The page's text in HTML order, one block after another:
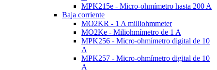
MPK215e - Micro-ohmímetro hasta 200 A
Baja corriente
MO2KR - 1 A milliohmmeter
MO2Ke - Miliohmímetro de 1 A
MPK256 - Micro-ohmímetro digital de 10
A
MPK257 - Micro-ohmímetro digital de 10
A